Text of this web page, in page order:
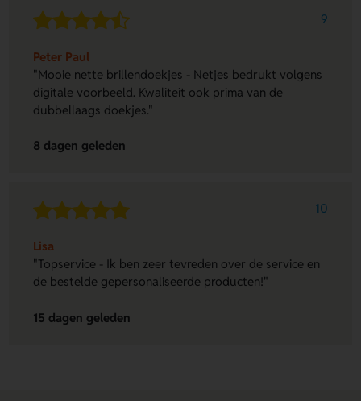
9
Peter Paul
"Mooie nette brillendoekjes - Netjes bedrukt volgens
digitale voorbeeld. Kwaliteit ook prima van de
dubbellaags doekjes."
8 dagen geleden
10
Lisa
"Topservice - Ik ben zeer tevreden over de service en
de bestelde gepersonaliseerde producten!"
15 dagen geleden